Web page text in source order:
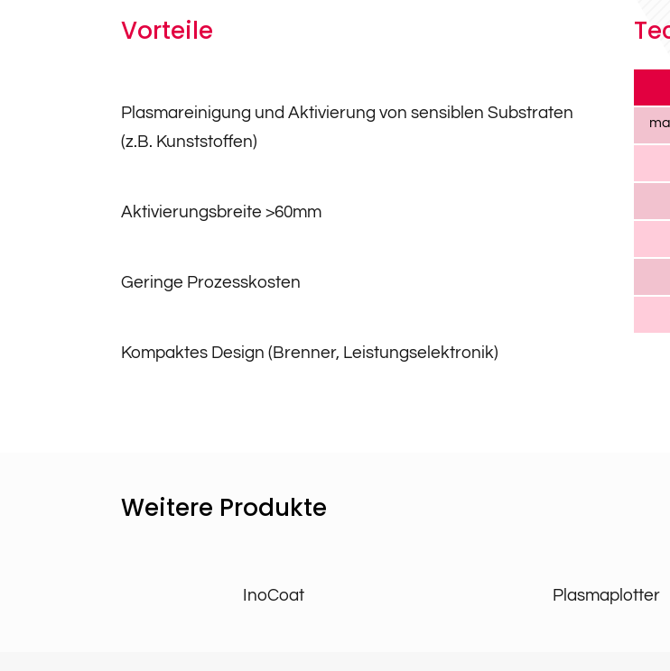
Vorteile
Plasmareinigung und Aktivierung von sensiblen Substraten
(z.B. Kunststoffen)
Aktivierungsbreite >60mm
Geringe Prozesskosten
Kompaktes Design (Brenner, Leistungselektronik)
Weitere Produkte
InoCoat Plasmaplotter